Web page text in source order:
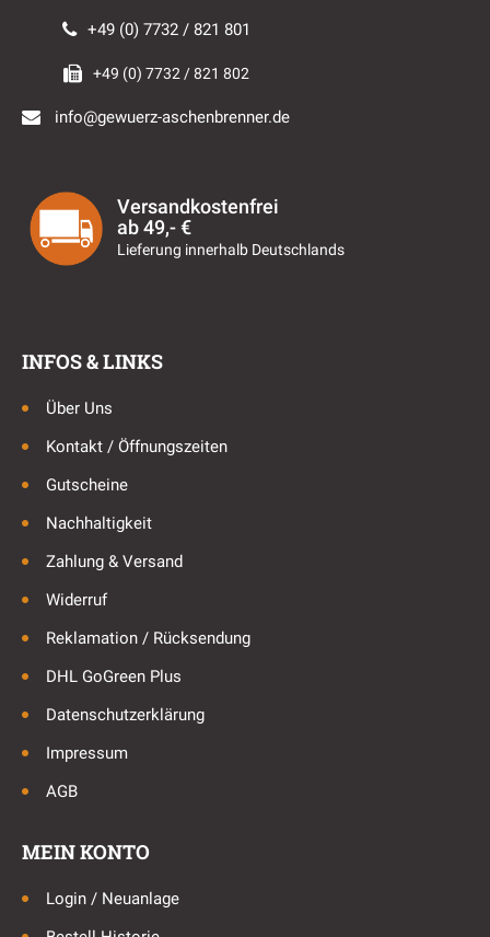
+49 (0) 7732 / 821 801
+49 (0) 7732 / 821 802
info@gewuerz-aschenbrenner.de
Versandkostenfrei
ab 49,- €
Lieferung innerhalb Deutschlands
INFOS & LINKS
Über Uns
Kontakt / Öffnungszeiten
Gutscheine
Nachhaltigkeit
Zahlung & Versand
Widerruf
Reklamation / Rücksendung
DHL GoGreen Plus
Datenschutzerklärung
Impressum
AGB
MEIN KONTO
Login / Neuanlage